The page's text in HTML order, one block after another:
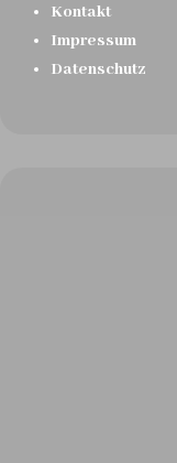
Kontakt
Impressum
Datenschutz